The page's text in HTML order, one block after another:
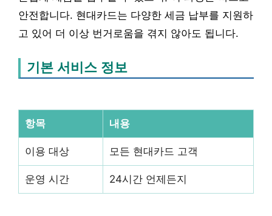
안전합니다. 현대카드는 다양한 세금 납부를 지원하
고 있어 더 이상 번거로움을 겪지 않아도 됩니다.
기본 서비스 정보
항목 내용
이용 대상 모든 현대카드 고객
운영 시간 24시간 언제든지